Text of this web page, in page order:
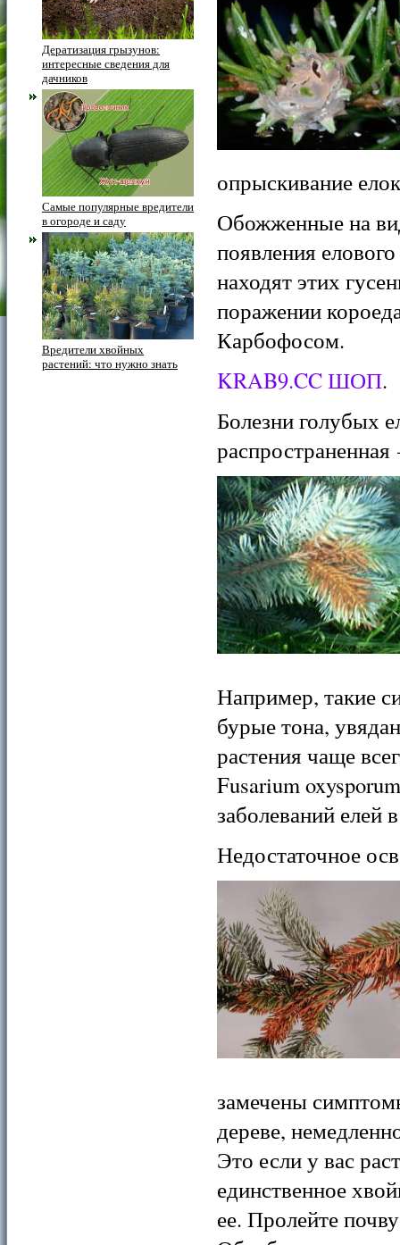
Дератизация грызунов:
интересные сведения для
дачников
Самые популярные вредители
в огороде и саду
Вредители хвойных
растений: что нужно знать
опрыскивание
Обожженные на
появления
находят этих
поражении
Карбофосом.
KRAB9.CC ШОП.
Болезни голубых
Например, такие
бурые тона,
растения чаще
Fusarium
заболеваний елей
Недостаточное
замечены
дереве,
Это если у вас
единственное
ее. Пролейте